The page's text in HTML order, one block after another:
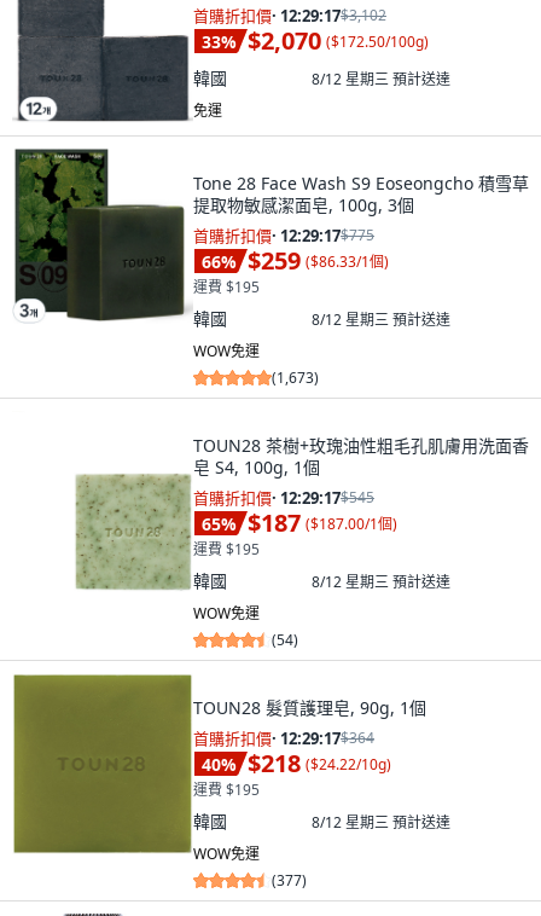
首購折扣價· 12:29:15$3,102
33% $2,070 ($172.50/100g)
韓國 8/12 星期三預計送達
免運
Tone 28 Face Wash S9 Eoseongcho 積雪草
提取物敏感潔面皂, 100g, 3個
首購折扣價· 12:29:15$775
66% $259 ($86.33/1個)
運費 $195
韓國 8/12 星期三預計送達
WOW免運
(1,673)
TOUN28 茶樹+玫瑰油性粗毛孔肌膚用洗面香
皂 S4, 100g, 1個
首購折扣價· 12:29:15$545
65% $187 ($187.00/1個)
運費 $195
韓國 8/12 星期三預計送達
WOW免運
(54)
TOUN28 髮質護理皂, 90g, 1個
首購折扣價· 12:29:15$364
40% $218 ($24.22/10g)
運費 $195
韓國 8/12 星期三預計送達
WOW免運
(377)